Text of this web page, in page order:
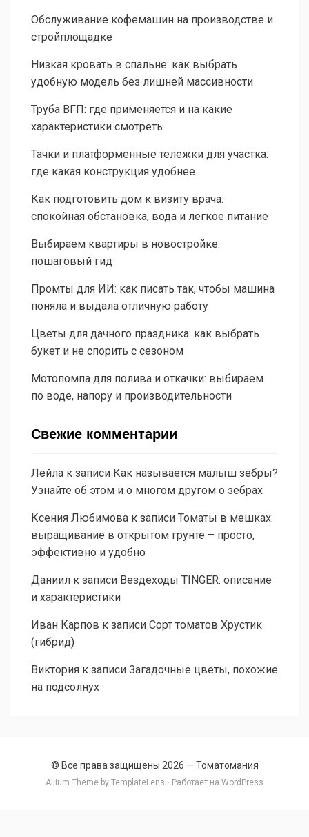
Обслуживание кофемашин на производстве и
стройплощадке
Низкая кровать в спальне: как выбрать
удобную модель без лишней массивности
Труба ВГП: где применяется и на какие
характеристики смотреть
Тачки и платформенные тележки для участка:
где какая конструкция удобнее
Как подготовить дом к визиту врача:
спокойная обстановка, вода и легкое питание
Выбираем квартиры в новостройке:
пошаговый гид
Промты для ИИ: как писать так, чтобы машина
поняла и выдала отличную работу
Цветы для дачного праздника: как выбрать
букет и не спорить с сезоном
Мотопомпа для полива и откачки: выбираем
по воде, напору и производительности
Свежие комментарии
Лейла к записи Как называется малыш зебры?
Узнайте об этом и о многом другом о зебрах
Ксения Любимова к записи Томаты в мешках:
выращивание в открытом грунте – просто,
эффективно и удобно
Даниил к записи Вездеходы TINGER: описание
и характеристики
Иван Карпов к записи Сорт томатов Хрустик
(гибрид)
Виктория к записи Загадочные цветы, похожие
на подсолнух
© Все права защищены 2026 — Томатомания
Allium Theme by TemplateLens ⋅ Работает на WordPress